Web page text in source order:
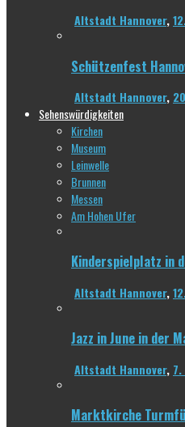
Altstadt Hannover,
Schützenfest
Altstadt Hannover,
Sehenswürdigkeiten
Kirchen
Museum
Leinwelle
Brunnen
Messen
Am Hohen Ufer
Kinderspielplatz in
Altstadt Hannover,
Jazz in June in der
Altstadt Hannover,
Marktkirche